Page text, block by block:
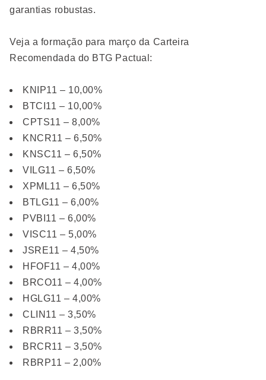
garantias robustas.
Veja a formação para março da Carteira
Recomendada do BTG Pactual:
KNIP11 – 10,00%
BTCI11 – 10,00%
CPTS11 – 8,00%
KNCR11 – 6,50%
KNSC11 – 6,50%
VILG11 – 6,50%
XPML11 – 6,50%
BTLG11 – 6,00%
PVBI11 – 6,00%
VISC11 – 5,00%
JSRE11 – 4,50%
HFOF11 – 4,00%
BRCO11 – 4,00%
HGLG11 – 4,00%
CLIN11 – 3,50%
RBRR11 – 3,50%
BRCR11 – 3,50%
RBRP11 – 2,00%